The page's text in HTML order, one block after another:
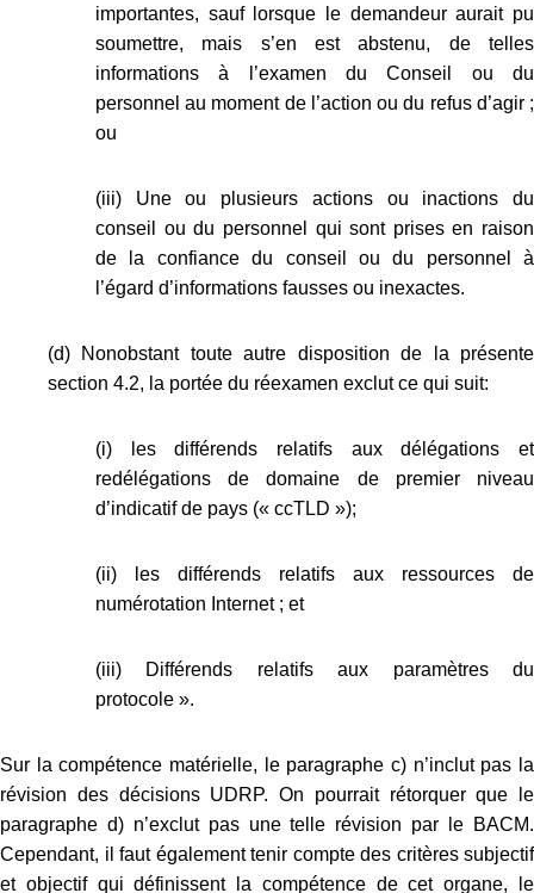
importantes, sauf lorsque le demandeur aurait pu
soumettre, mais s’en est abstenu, de telles
informations à l’examen du Conseil ou du
personnel au moment de l’action ou du refus d’agir ;
ou
(iii) Une ou plusieurs actions ou inactions du
conseil ou du personnel qui sont prises en raison
de la confiance du conseil ou du personnel à
l’égard d’informations fausses ou inexactes.
(d) Nonobstant toute autre disposition de la présente
section 4.2, la portée du réexamen exclut ce qui suit:
(i) les différends relatifs aux délégations et
redélégations de domaine de premier niveau
d’indicatif de pays (« ccTLD »);
(ii) les différends relatifs aux ressources de
numérotation Internet ; et
(iii) Différends relatifs aux paramètres du
protocole ».
Sur la compétence matérielle, le paragraphe c) n’inclut pas la
révision des décisions UDRP. On pourrait rétorquer que le
paragraphe d) n’exclut pas une telle révision par le BACM.
Cependant, il faut également tenir compte des critères subjectif
et objectif qui définissent la compétence de cet organe, le